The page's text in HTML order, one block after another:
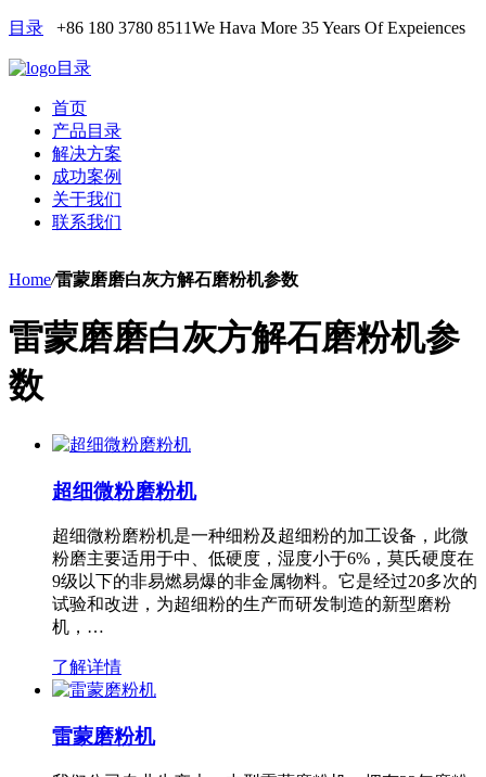
目录 +86 180 3780 8511We Hava More 35 Years Of Expeiences
目录
首页
产品目录
解决方案
成功案例
关于我们
联系我们
Home/雷蒙磨磨白灰方解石磨粉机参数
雷蒙磨磨白灰方解石磨粉机参
数
超细微粉磨粉机
超细微粉磨粉机是一种细粉及超细粉的加工设备，此微
粉磨主要适用于中、低硬度，湿度小于6%，莫氏硬度在
9级以下的非易燃易爆的非金属物料。它是经过20多次的
试验和改进，为超细粉的生产而研发制造的新型磨粉
机，…
了解详情
雷蒙磨粉机